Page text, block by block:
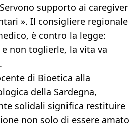
supporto ai caregiver
». Il consigliere regionale
è contro la legge:
non toglierle, la vita va
di Bioetica alla
della Sardegna,
solidali significa restituire
non solo di essere amato